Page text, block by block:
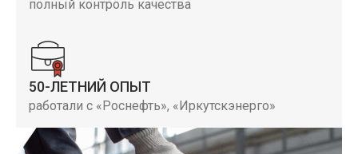
полный контроль качества
50-ЛЕТНИЙ ОПЫТ
работали с «Роснефть», «Иркутскэнерго»